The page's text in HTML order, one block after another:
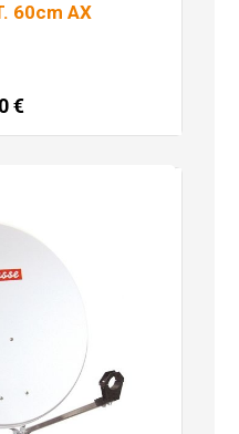
60cm AX
€
više